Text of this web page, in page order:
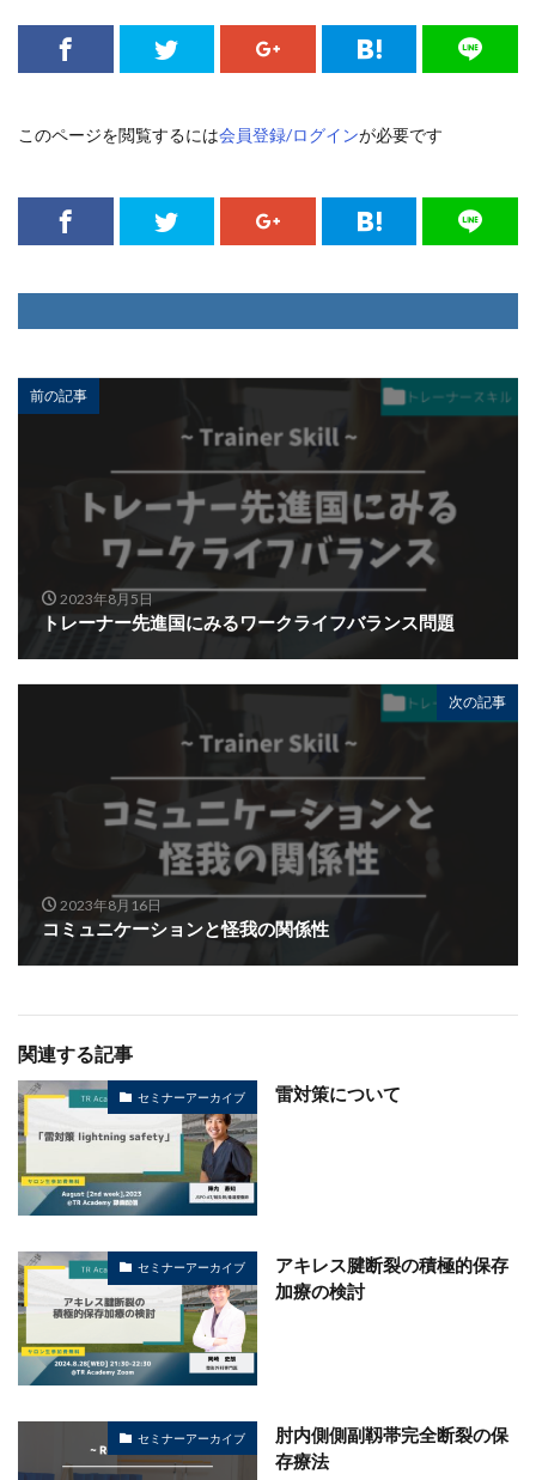
このページを閲覧するには会員登録/ログインが必要です
前の記事
2023年8月5日
トレーナー先進国にみるワークライフバランス問題
次の記事
2023年8月16日
コミュニケーションと怪我の関係性
関連する記事
セミナーアーカイブ 雷対策について
セミナーアーカイブ
アキレス腱断裂の積極的保存
加療の検討
セミナーアーカイブ
肘内側側副靱帯完全断裂の保
存療法